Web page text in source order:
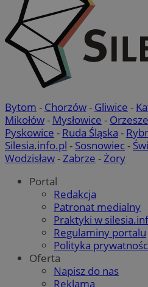
Bytom - Chorzów- Gliwice -
Mikołów- Mysłowice - Orzesze
Pyskowice - Ruda Śląska -
Silesia.info.pl - Sosnowiec-
Wodzisław-Zabrze -Żory
Portal
Redakcja
Patronat medialny
Praktyki w
Regulaminy portalu
Polityka
Oferta
Napisz do nas
Reklama